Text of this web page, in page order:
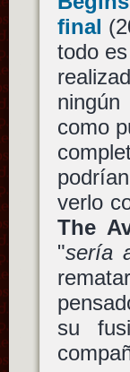
final
todo
como
verlo
The
"sería
su